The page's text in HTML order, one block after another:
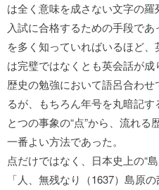
は全く意味を成さない文字の羅
入試に合格するための手段で
を多く知っていればいるほど
は完璧ではなくとも英会話が成
歴史の勉強において語呂合わ
るが、もちろん年号を丸暗記
とつの事象の“点”から、流れる
一番よい方法であった。
点だけではなく、日本史上の“
「人、無残なり（1637）島原